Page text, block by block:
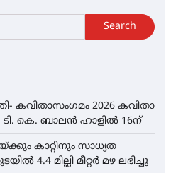
Search
കവിതാസംഗമം 2026 കവിതാ
ടി. കെ. ബാലൻ ഹാളിൽ 16ന്
കാറ്റിനും സാധ്യത
4.4 മില്ലി മീറ്റർ മഴ ലഭിച്ചു